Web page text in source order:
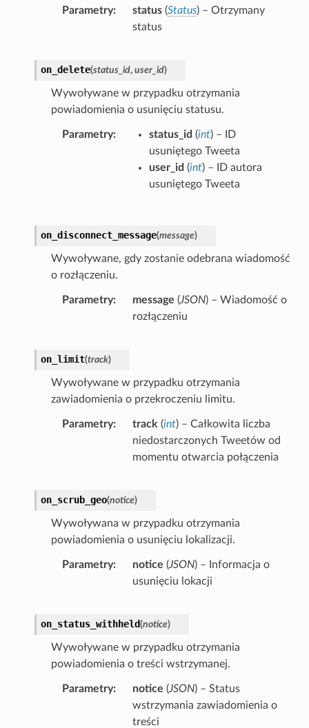
Parametry status(Status) – Otrzymany
status
on_delete(status_id, user_id)
Wywoływane w przypadku otrzymania
powiadomienia o usunięciu statusu.
Parametry status_id (int) – ID
usuniętego Tweeta
user_id (int) – ID autora
usuniętego Tweeta
on_disconnect_message(message)
Wywoływane, gdy zostanie odebrana wiadomość
o rozłączeniu.
Parametry message (JSON) – Wiadomość o
rozłączeniu
on_limit(track)
Wywoływane w przypadku otrzymania
zawiadomienia o przekroczeniu limitu.
Parametry track (int) – Całkowita liczba
niedostarczonych Tweetów od
momentu otwarcia połączenia
on_scrub_geo(notice)
Wywoływana w przypadku otrzymania
powiadomienia o usunięciu lokalizacji.
Parametry notice (JSON) – Informacja o
usunięciu lokacji
on_status_withheld(notice)
Wywoływane w przypadku otrzymania
powiadomienia o treści wstrzymanej.
Parametry notice (JSON) – Status
wstrzymania zawiadomienia o
treści